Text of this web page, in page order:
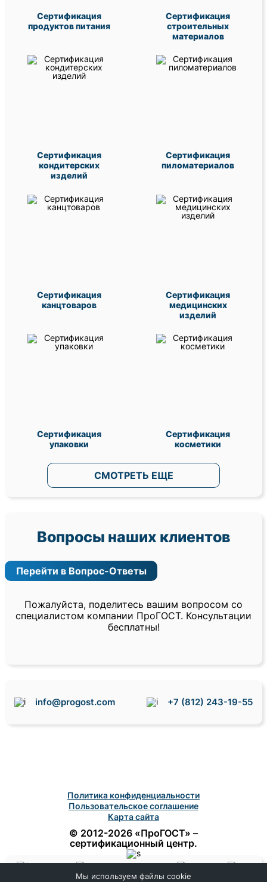
Сертификация
продуктов питания
Сертификация
строительных
материалов
Сертификация
кондитерских
изделий
Сертификация
пиломатериалов
Сертификация
канцтоваров
Сертификация
медицинских
изделий
Сертификация
упаковки
Сертификация
косметики
СМОТРЕТЬ ЕЩЕ
Вопросы наших клиентов
Перейти в Вопрос-Ответы
Пожалуйста, поделитесь вашим вопросом со
специалистом компании ПроГОСТ. Консультации
бесплатны!
info@progost.com +7 (812) 243-19-55
Политика конфиденциальности
Пользовательское соглашение
Карта сайта
© 2012-2026 «ПроГОСТ» –
сертификационный центр.
Мы используем файлы cookie